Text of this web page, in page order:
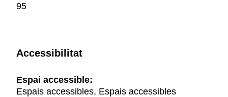
95
Accessibilitat
Espai accessible:
Espais accessibles, Espais accessibles